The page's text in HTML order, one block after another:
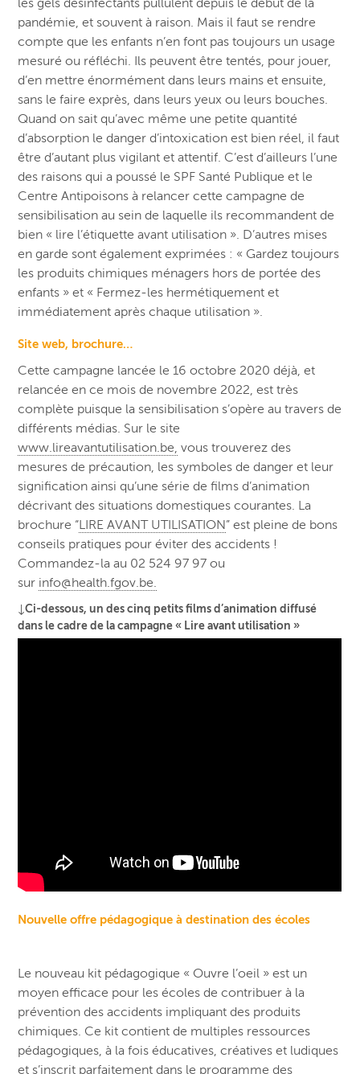
les gels désinfectants pullulent depuis le début de la
pandémie, et souvent à raison. Mais il faut se rendre
compte que les enfants n’en font pas toujours un usage
mesuré ou réfléchi. Ils peuvent être tentés, pour jouer,
d’en mettre énormément dans leurs mains et ensuite,
sans le faire exprès, dans leurs yeux ou leurs bouches.
Quand on sait qu’avec même une petite quantité
d’absorption le danger d’intoxication est bien réel, il faut
être d’autant plus vigilant et attentif. C’est d’ailleurs l’une
des raisons qui a poussé le SPF Santé Publique et le
Centre Antipoisons à relancer cette campagne de
sensibilisation au sein de laquelle ils recommandent de
bien « lire l’étiquette avant utilisation ». D’autres mises
en garde sont également exprimées : « Gardez toujours
les produits chimiques ménagers hors de portée des
enfants » et « Fermez-les hermétiquement et
immédiatement après chaque utilisation ».
Site web, brochure…
Cette campagne lancée le 16 octobre 2020 déjà, et
relancée en ce mois de novembre 2022, est très
complète puisque la sensibilisation s’opère au travers de
différents médias. Sur le site
www.lireavantutilisation.be, vous trouverez des
mesures de précaution, les symboles de danger et leur
signification ainsi qu’une série de films d’animation
décrivant des situations domestiques courantes. La
brochure “LIRE AVANT UTILISATION” est pleine de bons
conseils pratiques pour éviter des accidents !
Commandez-la au 02 524 97 97 ou
sur info@health.fgov.be.
↓Ci-dessous, un des cinq petits films d’animation diffusé
dans le cadre de la campagne « Lire avant utilisation »
Nouvelle offre pédagogique à destination des écoles
Le nouveau kit pédagogique « Ouvre l’oeil » est un
moyen efficace pour les écoles de contribuer à la
prévention des accidents impliquant des produits
chimiques. Ce kit contient de multiples ressources
pédagogiques, à la fois éducatives, créatives et ludiques
et s’inscrit parfaitement dans le programme des